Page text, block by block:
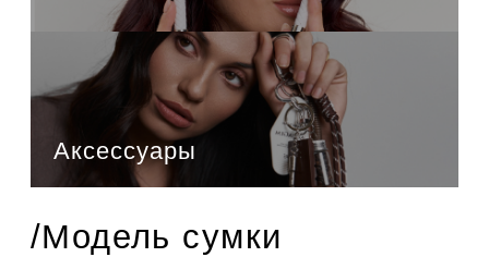
Аксессуары
/Модель сумки